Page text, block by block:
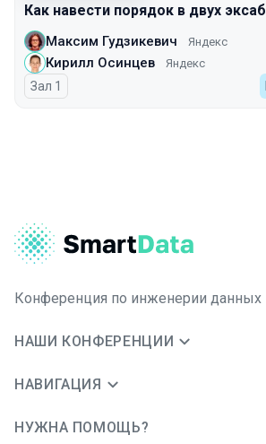
Как навести порядок в двух
Максим Гудзикевич Яндекс
Кирилл Осинцев Яндекс
Зал 1
Конференция по инженерии данных
НАШИ КОНФЕРЕНЦИИ
НАВИГАЦИЯ
НУЖНА ПОМОЩЬ?